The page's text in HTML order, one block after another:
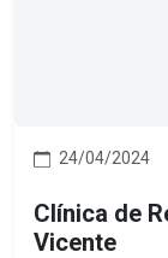
24/04/2024
Clínica de
Vicente